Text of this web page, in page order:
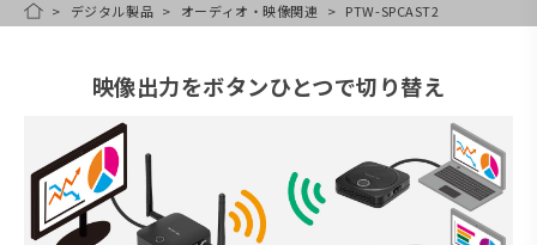
HOMEデジタル製品 オーディオ・映像関連 PTW-SPCAST2
映像出力をボタンひとつで切り替え